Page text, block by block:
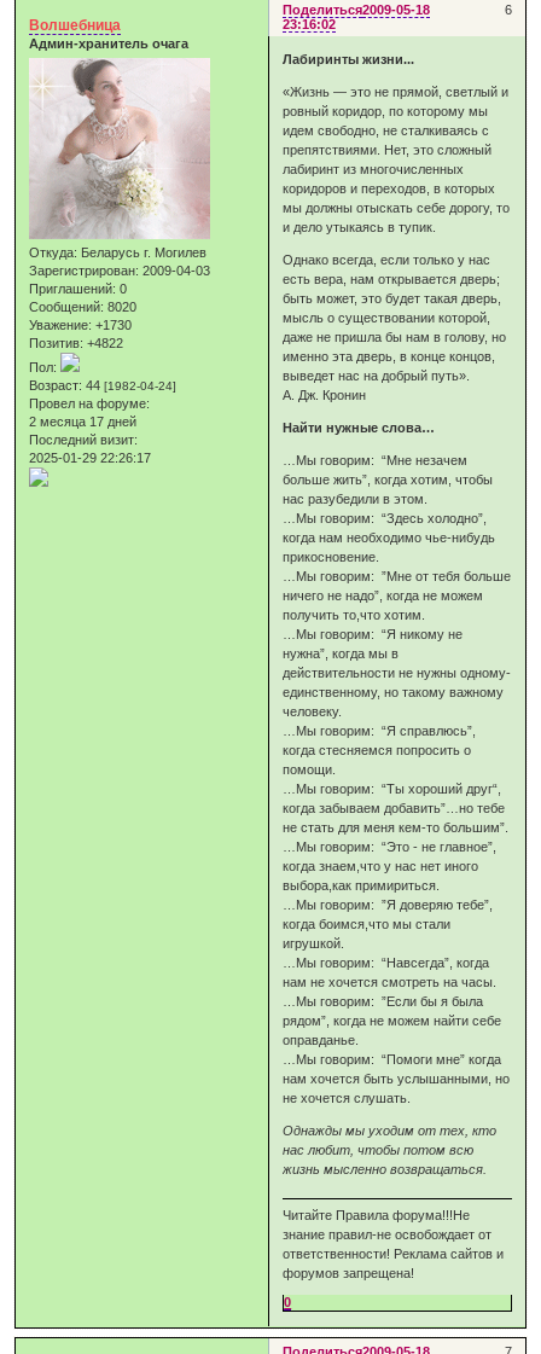
Поделиться 6
2009-05-18
23:16:02
Волшебница
Админ-хранитель очага
Откуда: Беларусь г. Могилев
Зарегистрирован: 2009-04-03
Приглашений: 0
Сообщений: 8020
Уважение: +1730
Позитив: +4822
Пол:
Возраст: 44[1982-04-24]
Провел на форуме:
2 месяца 17 дней
Последний визит:
2025-01-29 22:26:17
Лабиринты жизни...
«Жизнь — это не прямой, светлый и
ровный коридор, по которому мы
идем свободно, не сталкиваясь с
препятствиями. Нет, это сложный
лабиринт из многочисленных
коридоров и переходов, в которых
мы должны отыскать себе дорогу, то
и дело утыкаясь в тупик.
Однако всегда, если только у нас
есть вера, нам открывается дверь;
быть может, это будет такая дверь,
мысль о существовании которой,
даже не пришла бы нам в голову, но
именно эта дверь, в конце концов,
выведет нас на добрый путь».
А. Дж. Кронин
Найти нужные слова…
…Мы говорим: “Мне незачем
больше жить”, когда хотим, чтобы
нас разубедили в этом.
…Мы говорим: “Здесь холодно”,
когда нам необходимо чье-нибудь
прикосновение.
…Мы говорим: ”Мне от тебя больше
ничего не надо”, когда не можем
получить то,что хотим.
…Мы говорим: “Я никому не
нужна”, когда мы в
действительности не нужны одному-
единственному, но такому важному
человеку.
…Мы говорим: “Я справлюсь”,
когда стесняемся попросить о
помощи.
…Мы говорим: “Ты хороший друг“,
когда забываем добавить”…но тебе
не стать для меня кем-то большим”.
…Мы говорим: “Это - не главное”,
когда знаем,что у нас нет иного
выбора,как примириться.
…Мы говорим: ”Я доверяю тебе”,
когда боимся,что мы стали
игрушкой.
…Мы говорим: “Навсегда”, когда
нам не хочется смотреть на часы.
…Мы говорим: ”Если бы я была
рядом”, когда не можем найти себе
оправданье.
…Mы говорим: “Помоги мне” когда
нам хочется быть услышанными, но
не хочется слушать.
Однажды мы уходим от тех, кто
нас любит, чтобы потом всю
жизнь мысленно возвращаться.
Читайте Правила форума!!!Не
знание правил-не освобождает от
ответственности! Реклама сайтов и
форумов запрещена!
0